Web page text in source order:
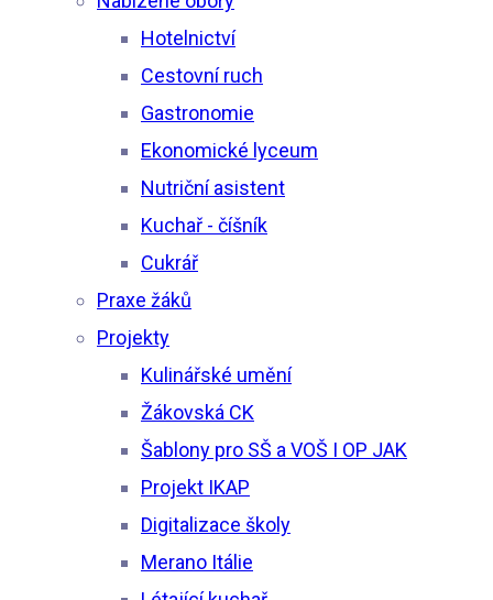
Hotelnictví
Cestovní ruch
Gastronomie
Ekonomické lyceum
Nutriční asistent
Kuchař - číšník
Cukrář
Praxe žáků
Projekty
Kulinářské umění
Žákovská CK
Šablony pro SŠ a VOŠ I OP JAK
Projekt IKAP
Digitalizace školy
Merano Itálie